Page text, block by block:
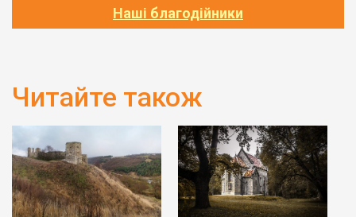
Наші благодійники
Читайте також